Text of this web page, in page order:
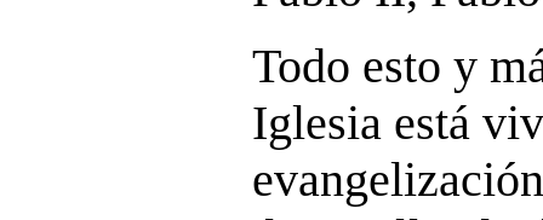
Todo esto y
Iglesia está